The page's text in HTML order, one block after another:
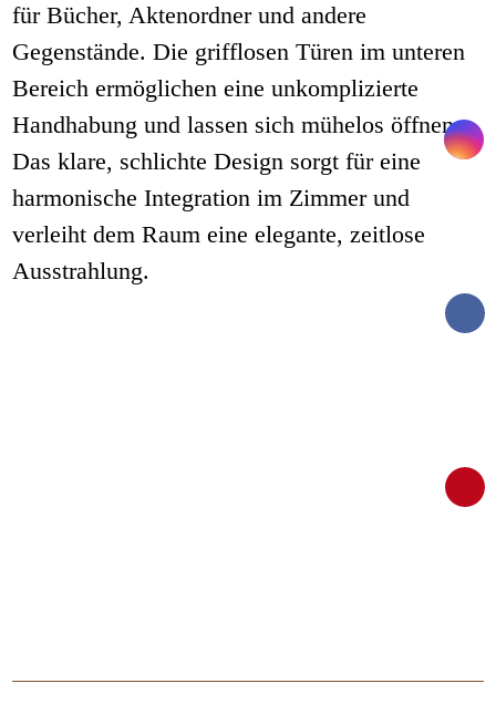
für Bücher, Aktenordner und andere
Gegenstände. Die grifflosen Türen im unteren
Bereich ermöglichen eine unkomplizierte
Handhabung und lassen sich mühelos öffnen.
Das klare, schlichte Design sorgt für eine
harmonische Integration im Zimmer und
verleiht dem Raum eine elegante, zeitlose
Ausstrahlung.